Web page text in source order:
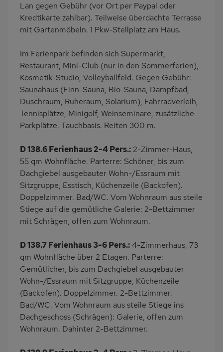
Lan gegen Gebühr (vor Ort per Paypal oder
Kredtikarte zahlbar). Teilweise überdachte Terrasse
mit Gartenmöbeln. 1 Pkw-Stellplatz am Haus.
Im Ferienpark befinden sich Supermarkt,
Restaurant, Mini-Club (nur in den Sommerferien),
Kosmetik-Studio, Volleyballfeld. Gegen Gebühr:
Saunahaus (Finn-Sauna, Bio-Sauna, Dampfbad,
Duschraum, Ruheraum, Solarium), Fahrradverleih,
Tennisplätze, Minigolf, Weinseminare, zusätzliche
Parkplätze. Tauchbasis. Reiten 300 m.
D 138.6 Ferienhaus 2-4 Pers.: 2-Zimmer-Haus,
55 qm Wohnfläche. Parterre: Schöner, bis zum
Dachgiebel ausgebauter Wohn-/Essraum mit
Sitzgruppe, Esstisch, Küchenzeile (Backofen).
Doppelzimmer. Bad/WC. Vom Wohnraum aus steile
Stiege auf die gemütliche Galerie: 2-Bettzimmer
mit Schrägen, offen zum Wohnraum.
D 138.7 Ferienhaus 3-6 Pers.:4-Zimmerhaus, 73
qm Wohnfläche über 2 Etagen. Parterre:
Gemütlicher, bis zum Dachgiebel ausgebauter
Wohn-/Essraum mit Sitzgruppe, Küchenzeile
(Backofen). Doppelzimmer. 2-Bettzimmer.
Bad/WC. Vom Wohnraum aus steile Stiege ins
Dachgeschoss (Schrägen): Galerie, offen zum
Wohnraum. Dahinter 2-Bettzimmer.